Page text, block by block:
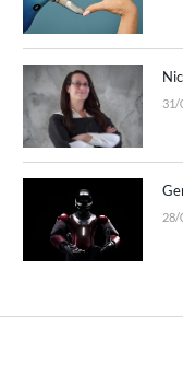
31/
28/